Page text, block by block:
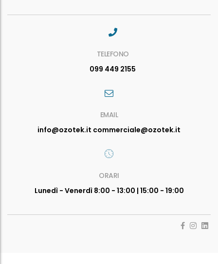
TELEFONO
099 449 2155
EMAIL
info@ozotek.it commerciale@ozotek.it
ORARI
Lunedì - Venerdì 8:00 - 13:00 | 15:00 - 19:00